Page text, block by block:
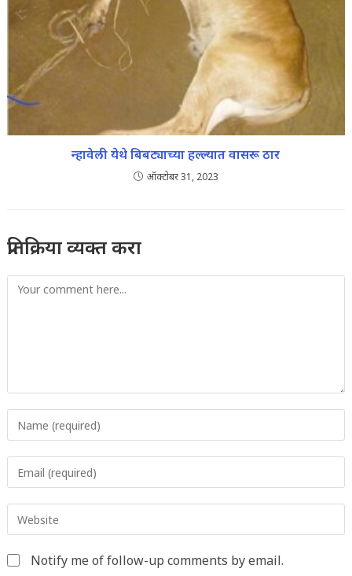
न्हावेली येथे बिबट्याच्या हल्ल्यात वासरू ठार
ऑक्टोबर 31, 2023
प्रतिक्रिया व्यक्त करा
Comment
your
username
to
comment
your
address
to
comment
your
URL
Notify me of follow-up comments by email.